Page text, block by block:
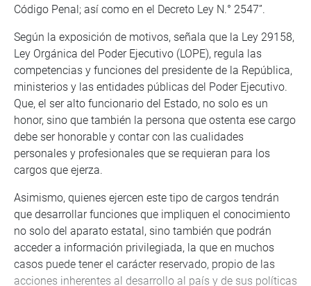
Código Penal; así como en el Decreto Ley N.° 2547”.
Según la exposición de motivos, señala que la Ley 29158,
Ley Orgánica del Poder Ejecutivo (LOPE), regula las
competencias y funciones del presidente de la República,
ministerios y las entidades públicas del Poder Ejecutivo.
Que, el ser alto funcionario del Estado, no solo es un
honor, sino que también la persona que ostenta ese cargo
debe ser honorable y contar con las cualidades
personales y profesionales que se requieran para los
cargos que ejerza.
Asimismo, quienes ejercen este tipo de cargos tendrán
que desarrollar funciones que impliquen el conocimiento
no solo del aparato estatal, sino también que podrán
acceder a información privilegiada, la que en muchos
casos puede tener el carácter reservado, propio de las
acciones inherentes al desarrollo al país y de sus políticas